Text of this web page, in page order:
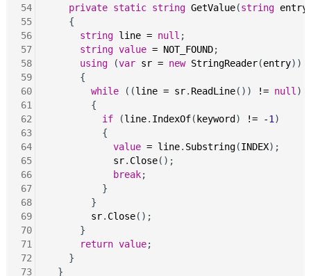
54
55
56
57
58
59
60
61
62
63
64
65
66
67
68
69
70
71
72
73
private static string GetValue(string entry
    {
string line = null ;
string value = NOT_FOUND;
using (var sr = new StringReader(entry))
      {
while ((line = sr. ReadLine()) != null )
        {
if (line. IndexOf( keyword ) != -1 )
          {
value = line. Substring(INDEX);
sr. Close();
break;
          }
        }
sr. Close();
      }
return value;
    }
  }